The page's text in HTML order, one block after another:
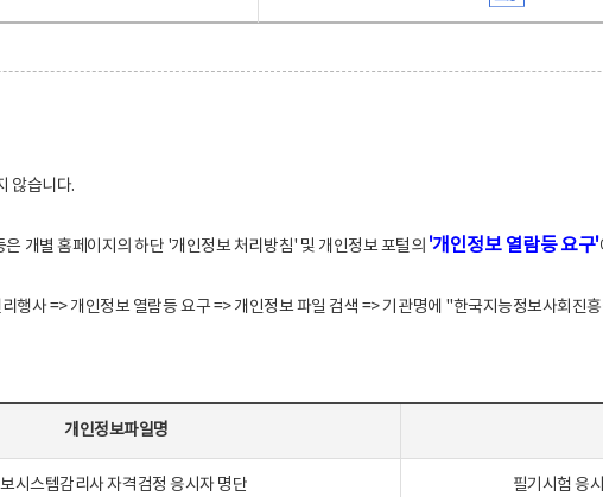
않습니다.
개별 홈페이지의 하단 '개인정보 처리방침' 및 개인정보 포털의 '개인정보 열람등 요구'
사 => 개인정보 열람등 요구 => 개인정보 파일 검색 => 기관명에 "한국지능정보사회진
개인정보파일명
시스템감리사 자격검정 응시자 명단 필기시험 응